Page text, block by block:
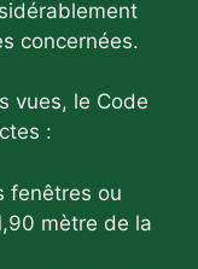
concernées.
vues, le Code
:
fenêtres ou
mètre de la